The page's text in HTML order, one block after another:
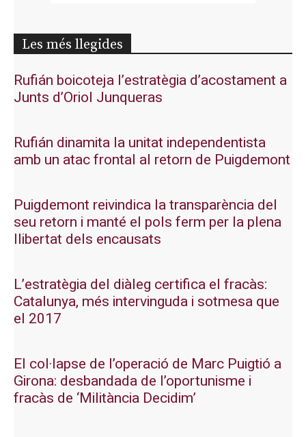
Les més llegides
Rufián boicoteja l’estratègia d’acostament a
Junts d’Oriol Junqueras
Rufián dinamita la unitat independentista
amb un atac frontal al retorn de Puigdemont
Puigdemont reivindica la transparència del
seu retorn i manté el pols ferm per la plena
llibertat dels encausats
L’estratègia del diàleg certifica el fracàs:
Catalunya, més intervinguda i sotmesa que
el 2017
El col·lapse de l’operació de Marc Puigtió a
Girona: desbandada de l’oportunisme i
fracàs de ‘Militància Decidim’